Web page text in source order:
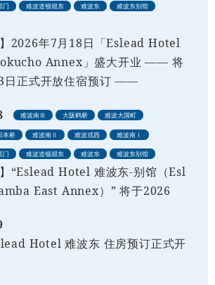
门 难波道顿堀东 难波东 难波东别馆
】2026年7月18日「Eslead Hotel
Annex」盛大开业 —— 将
日正式开放住宿预订 ——
难波南Ⅲ 大阪鹤桥 难波大国町
本桥 难波南Ⅱ 难波戎西 难波南Ⅰ
门 难波道顿堀东 难波东 难波东别馆
】“Eslead Hotel 难波东-别馆（Esl
East Annex）” 将于2026
Hotel 难波东 住房预订正式开